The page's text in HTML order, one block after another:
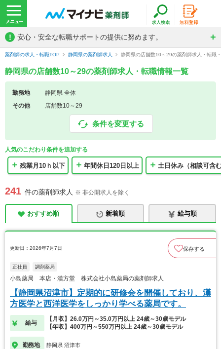
! 安心・安全な転職サポートの提供に努めます。
薬剤師の求人・転職TOP 静岡県の薬剤師求人 静岡県の店舗数10～29の薬剤師求人・転職
静岡県の店舗数10～29の薬剤師求人・転職情報一覧
勤務地
静岡県 全体
その他
店舗数10～29
条件を変更する
人気のこだわり条件を追加する
残業月10ｈ以下 年間休日120日以上 土日休み（相談可含
241 件の薬剤師求人 ※ 非公開求人を除く
おすすめ順 新着順 給与順
更新日：2026年7月7日 保存する
正社員 調剤薬局
小島薬局 本店・漢方堂 株式会社小島薬局の薬剤師求人
【静岡県沼津市】定期的に研修会を開催しており、漢
方医学と西洋医学をしっかり学べる薬局です。
給与
【月収】26.0万円～35.0万円以上 24歳～30歳モデル
【年収】400万円～550万円以上 24歳～30歳モデル
勤務地 静岡県 沼津市